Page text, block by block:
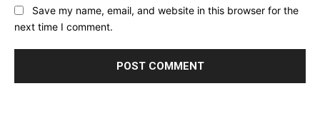
Save my name, email, and website in this browser for the
next time I comment.